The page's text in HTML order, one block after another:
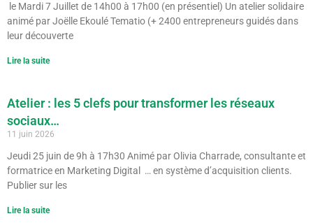
le Mardi 7 Juillet de 14h00 à 17h00 (en présentiel) Un atelier solidaire
animé par Joëlle Ekoulé Tematio (+ 2400 entrepreneurs guidés dans
leur découverte
Lire la suite
Atelier : les 5 clefs pour transformer les réseaux
sociaux…
11 juin 2026
Jeudi 25 juin de 9h à 17h30 Animé par Olivia Charrade, consultante et
formatrice en Marketing Digital … en système d’acquisition clients.
Publier sur les
Lire la suite